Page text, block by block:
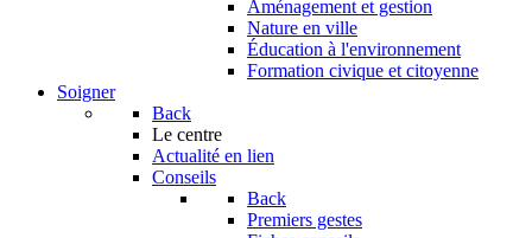
Aménagement et gestion
Nature en ville
Éducation à l'environnement
Formation civique et citoyenne
Soigner
Back
Le centre
Actualité en lien
Conseils
Back
Premiers gestes